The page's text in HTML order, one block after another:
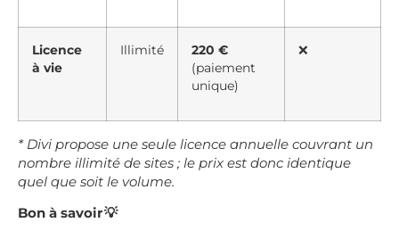
Licence
à vie
Illimité
220 €
(paiement
unique)
❌
* Divi propose une seule licence annuelle couvrant un
nombre illimité de sites ; le prix est donc identique
quel que soit le volume.
Bon à savoir 💡